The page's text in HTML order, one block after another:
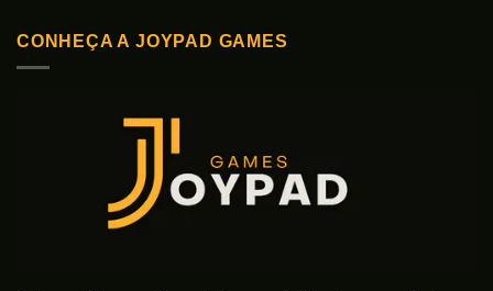
CONHEÇA A JOYPAD GAMES